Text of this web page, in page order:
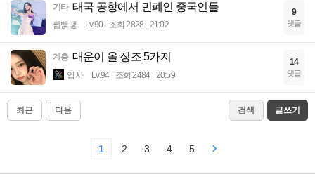
기타 태국 공항에서 민폐인 중국인들
꿻뻵뗗 Lv.90 조회 2828 21:02
9
댓글
계층 대운이 올 징조 5가지
입사 Lv.94 조회 2484 20:59
14
댓글
최근 다음 검색 글쓰기
1 2 3 4 5